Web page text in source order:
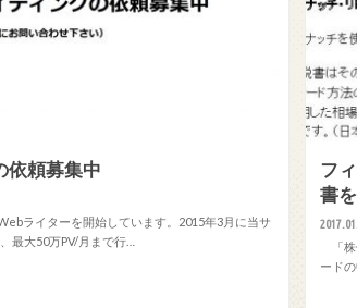
依頼募集中
ライターを開始しています。2015年3月に当サ
最大50万PV/月まで行…
フ
書
「株
ード